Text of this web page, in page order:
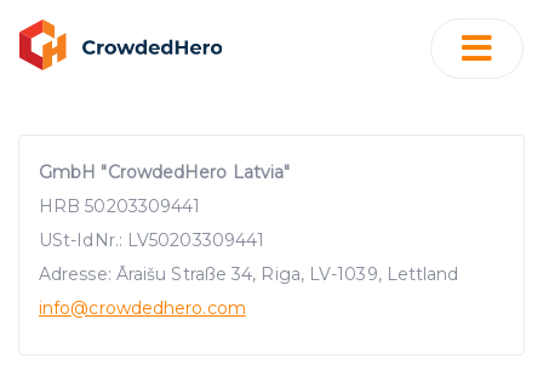
GmbH "CrowdedHero Latvia"
HRB 50203309441
USt-IdNr.: LV50203309441
Adresse: Āraišu Straße 34, Riga, LV-1039, Lettland
info@crowdedhero.com